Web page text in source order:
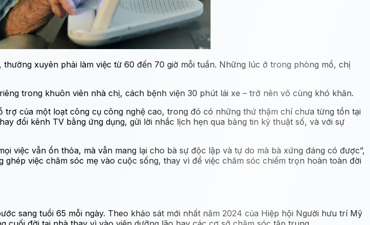
xuyên phải làm việc từ 60 đến 70 giờ mỗi tuần. Những lúc ở trong phòng mổ, chị
trong khuôn viên nhà chị, cách bệnh viện 30 phút lái xe – trở nên vô cùng khó khăn.
của một loạt công cụ công nghệ cao, trong đó có những thứ thậm chí chưa từng tồn tại
đổi kênh TV bằng ứng dụng, gửi lời nhắc lịch hẹn qua bảng tin kỹ thuật số, và với sự
việc vẫn ổn thỏa, mà vẫn mang lại cho bà sự độc lập và tự do mà bà xứng đáng có được”,
việc chăm sóc mẹ vào cuộc sống, thay vì để việc chăm sóc chiếm trọn hoàn toàn đời
sang tuổi 65 mỗi ngày. Theo khảo sát mới nhất năm 2024 của Hiệp hội Người hưu trí Mỹ